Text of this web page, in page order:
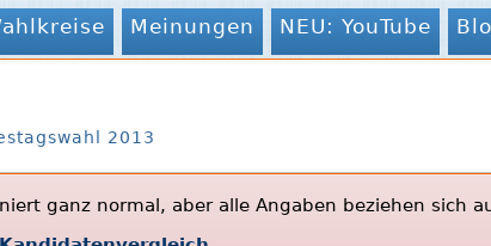
Meinungen NEU: YouTube
2013
ganz normal, aber alle Angaben beziehen sich